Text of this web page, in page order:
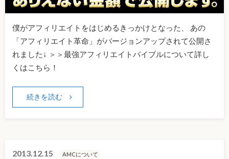
僕がアフィリエイトをはじめるきっかけとなった、 あの
「アフィリエイト革命」がバージョンアップされて公開さ
れました↓ ＞＞最強アフィリエイトバイブルについて詳し
くはこちら！
続きを読む
2013.12.15 AMCについて